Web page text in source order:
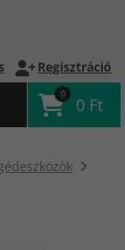
Regisztráció
0
0 Ft